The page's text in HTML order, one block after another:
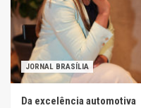
JORNAL BRASÍLIA
Da excelência automotiva